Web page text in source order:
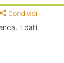
Condividi
I dati